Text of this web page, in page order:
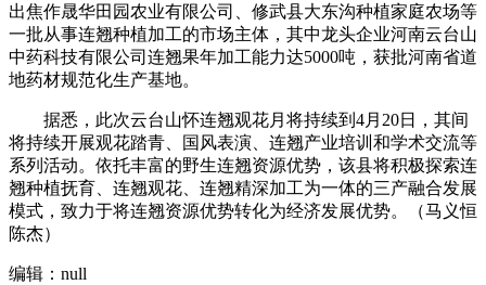
出焦作晟华田园农业有限公司、修武县大东沟种植家庭农场等
一批从事连翘种植加工的市场主体，其中龙头企业河南云台山
中药科技有限公司连翘果年加工能力达5000吨，获批河南省道
地药材规范化生产基地。
据悉，此次云台山怀连翘观花月将持续到4月20日，其间
将持续开展观花踏青、国风表演、连翘产业培训和学术交流等
系列活动。依托丰富的野生连翘资源优势，该县将积极探索连
翘种植抚育、连翘观花、连翘精深加工为一体的三产融合发展
模式，致力于将连翘资源优势转化为经济发展优势。（马义恒
陈杰）
编辑：null